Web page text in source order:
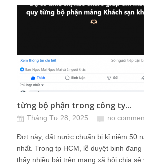
từng bộ phận trong công ty...
Tháng Tư 28, 2025 no
Đợt này, đất nước chuẩn bị kỉ niệm 50
nhất. Trong tp HCM, lễ duyệt binh
thấy nhiều bài trên mạng xã hội chia sẻ